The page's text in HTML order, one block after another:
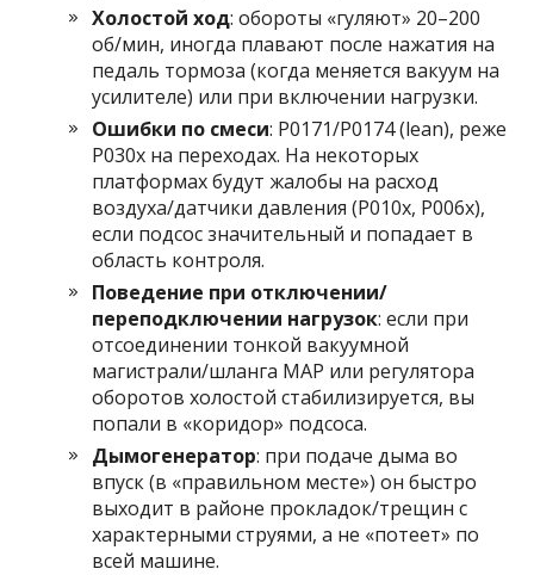
Холостой ход: обороты «гуляют» 20–200
об/мин, иногда плавают после нажатия на
педаль тормоза (когда меняется вакуум на
усилителе) или при включении нагрузки.
Ошибки по смеси: P0171/P0174 (lean), реже
P030x на переходах. На некоторых
платформах будут жалобы на расход
воздуха/датчики давления (P010x, P006x),
если подсос значительный и попадает в
область контроля.
Поведение при отключении/
переподключении нагрузок: если при
отсоединении тонкой вакуумной
магистрали/шланга МАР или регулятора
оборотов холостой стабилизируется, вы
попали в «коридор» подсоса.
Дымогенератор: при подаче дыма во
впуск (в «правильном месте») он быстро
выходит в районе прокладок/трещин с
характерными струями, а не «потеет» по
всей машине.